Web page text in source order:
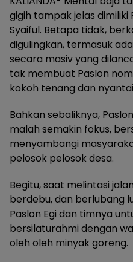
gigih tampak jelas dimiliki
Syaiful. Betapa tidak,
digulingkan, termasuk
secara masiv yang
tak membuat Paslon
kokoh tenang dan
Bahkan sebaliknya,
malah semakin fokus,
menyambangi
pelosok pelosok desa.
Begitu, saat melintasi
berdebu, dan berlubang
Paslon Egi dan timnya
bersilaturahmi dengan
oleh oleh minyak goreng.